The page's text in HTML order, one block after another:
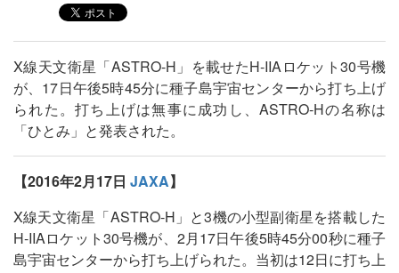
X線天文衛星「ASTRO-H」を載せたH-IIAロケット30号機
が、17日午後5時45分に種子島宇宙センターから打ち上げ
られた。打ち上げは無事に成功し、ASTRO-Hの名称は
「ひとみ」と発表された。
【2016年2月17日 JAXA】
X線天文衛星「ASTRO-H」と3機の小型副衛星を搭載した
H-IIAロケット30号機が、2月17日午後5時45分00秒に種子
島宇宙センターから打ち上げられた。当初は12日に打ち上